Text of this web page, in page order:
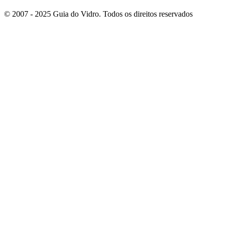
© 2007 - 2025 Guia do Vidro. Todos os direitos reservados